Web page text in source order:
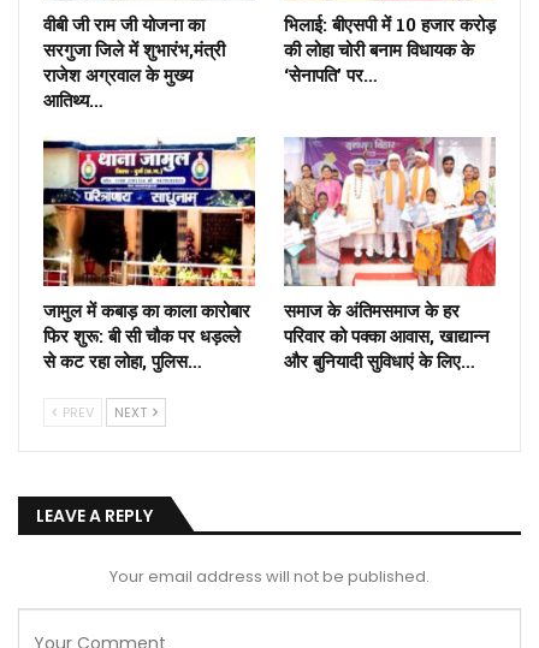
वीबी जी राम जी योजना का
सरगुजा जिले में शुभारंभ,मंत्री
राजेश अग्रवाल के मुख्य
आतिथ्य…
भिलाई: बीएसपी में 10 हजार करोड़
की लोहा चोरी बनाम विधायक के
‘सेनापति’ पर…
जामुल में कबाड़ का काला कारोबार
फिर शुरू: बी सी चौक पर धड़ल्ले
से कट रहा लोहा, पुलिस…
समाज के अंतिमसमाज के हर
परिवार को पक्का आवास, खाद्यान्न
और बुनियादी सुविधाएं के लिए…
PREV NEXT
LEAVE A REPLY
Your email address will not be published.